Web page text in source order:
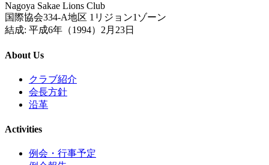
Nagoya Sakae Lions Club
国際協会334-A地区 1リジョン1ゾーン
結成: 平成6年（1994）2月23日
About Us
クラブ紹介
会長方針
沿革
Activities
例会・行事予定